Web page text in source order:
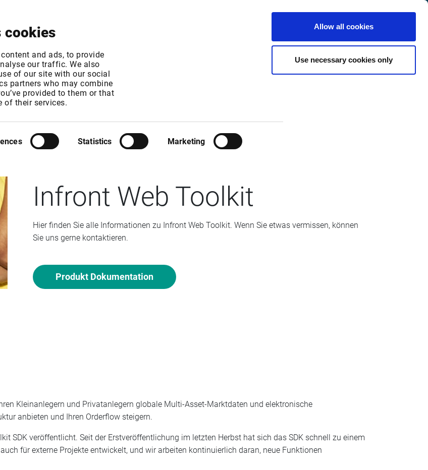
cookies
and ads, to provide
our traffic. We also
of our site with our social
partners who may combine
provided to them or that
of their services.
Statistics Marketing
Allow all cookies
Use necessary cookies only
Deutsch
Customer
Center
INFRONT WEB TOOLKIT
Infront Web Toolkit
Hier finden Sie alle Informationen zu Infront Web Toolkit. Wenn Sie etwas vermissen, können
Sie uns gerne kontaktieren.
Produkt Dokumentation
Kleinanlegern und Privatanlegern globale Multi-Asset-Marktdaten und elektronische
anbieten und Ihren Orderflow steigern.
SDK veröffentlicht. Seit der Erstveröffentlichung im letzten Herbst hat sich das SDK schnell zu einem
für externe Projekte entwickelt, und wir arbeiten kontinuierlich daran, neue Funktionen